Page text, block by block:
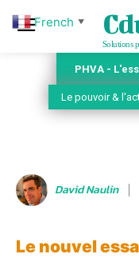
Solutions
PHVA -
Le pouvoir &
David Naulin
Le nouvel
French ▼